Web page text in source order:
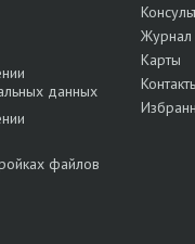
данных
файлов
Журнал
Карты